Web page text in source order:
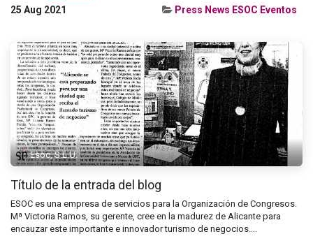
25 Aug 2021 Press News ESOC Eventos
Esoc, S.L.U.
Título de la entrada del blog
ESOC es una empresa de servicios para la Organización de Congresos.
Mª Victoria Ramos, su gerente, cree en la madurez de Alicante para
encauzar este importante e innovador turismo de negocios....